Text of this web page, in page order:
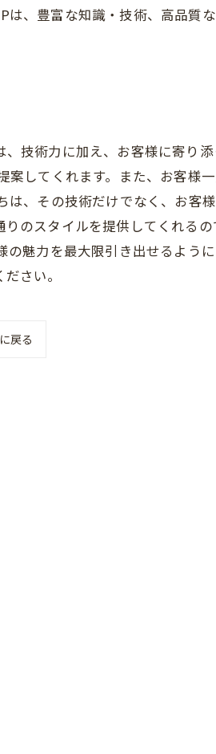
は、豊富な知識・技術、高品質
技術力に加え、お客様に寄り
してくれます。また、お客様
、その技術だけでなく、お客
のスタイルを提供してくれる
魅力を最大限引き出せるよう
さい。
戻る